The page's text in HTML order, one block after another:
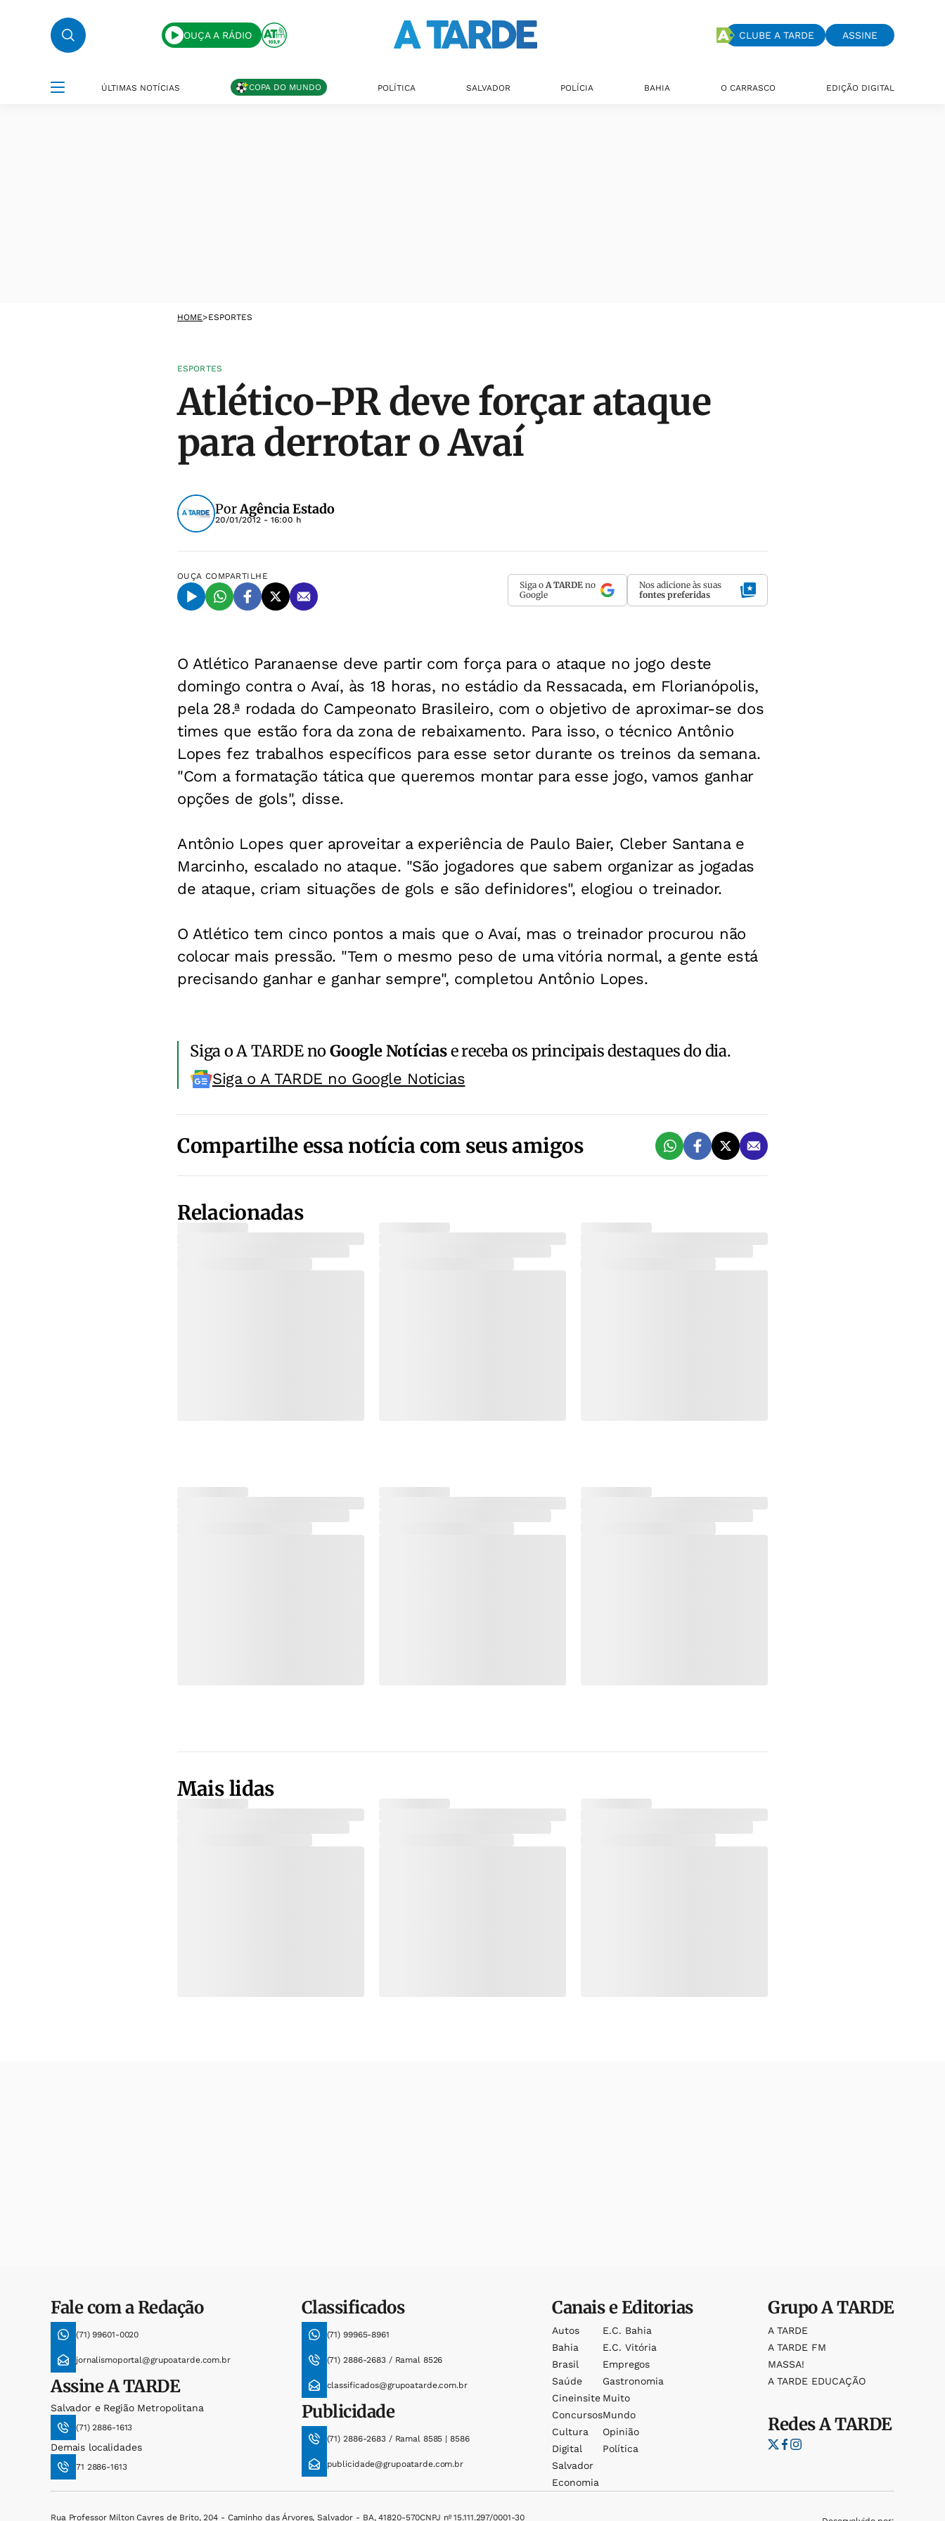
OUÇA A RÁDIO CLUBE A TARDE ASSINE
ÚLTIMAS NOTÍCIAS COPA DO MUNDO POLÍTICA SALVADOR POLÍCIA BAHIA O CARRASCO EDIÇÃO DIGITAL
HOME>ESPORTES
ESPORTES
Atlético-PR deve forçar ataque
para derrotar o Avaí
PorAgência Estado
20/01/2012 - 16:00 h
OUÇA COMPARTILHE
Siga o A TARDE no
Google
Nos adicione às suas
fontes preferidas
O Atlético Paranaense deve partir com força para o ataque no jogo deste
domingo contra o Avaí, às 18 horas, no estádio da Ressacada, em Florianópolis,
pela 28.ª rodada do Campeonato Brasileiro, com o objetivo de aproximar-se dos
times que estão fora da zona de rebaixamento. Para isso, o técnico Antônio
Lopes fez trabalhos específicos para esse setor durante os treinos da semana.
"Com a formatação tática que queremos montar para esse jogo, vamos ganhar
opções de gols", disse.
Antônio Lopes quer aproveitar a experiência de Paulo Baier, Cleber Santana e
Marcinho, escalado no ataque. "São jogadores que sabem organizar as jogadas
de ataque, criam situações de gols e são definidores", elogiou o treinador.
O Atlético tem cinco pontos a mais que o Avaí, mas o treinador procurou não
colocar mais pressão. "Tem o mesmo peso de uma vitória normal, a gente está
precisando ganhar e ganhar sempre", completou Antônio Lopes.
Siga o A TARDE noGoogle Notíciase receba os principais destaques do dia.
Siga o A TARDE no Google Noticias
Compartilhe essa notícia com seus amigos
Relacionadas
Mais lidas
Fale com a Redação
(71) 99601-0020
jornalismoportal@grupoatarde.com.br
AssineA TARDE
Salvador e Região Metropolitana
(71) 2886-1613
Demais localidades
71 2886-1613
Classificados
(71) 99965-8961
(71) 2886-2683 / Ramal 8526
classificados@grupoatarde.com.br
Publicidade
(71) 2886-2683 / Ramal 8585 | 8586
publicidade@grupoatarde.com.br
Canais e Editorias
Autos
Bahia
Brasil
Saúde
Cineinsite
Concursos
Cultura
Digital
Salvador
Economia
E.c. Bahia
E.c. Vitória
Empregos
Gastronomia
Muito
Mundo
Opinião
Política
GrupoA TARDE
A TARDE
A TARDE FM
MASSA!
A TARDE EDUCAÇÃO
RedesA TARDE
Rua Professor Milton Cayres de Brito, 204 - Caminho das Árvores, Salvador - BA, 41820-570CNPJ nº 15.111.297/0001-30